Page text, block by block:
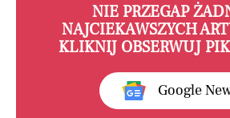
NIE PRZEGAP
NAJCIEKAWSZYCH
KLIKNIJ OBSERWUJ
Google